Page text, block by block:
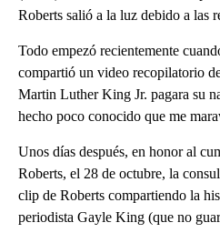
Roberts salió a la luz debido a las
Todo empezó recientemente
compartió un video recopilatorio
Martin Luther King Jr. pagara su
hecho poco conocido que me
Unos días después, en honor al
Roberts, el 28 de octubre, la
clip de Roberts compartiendo la
periodista Gayle King (que no